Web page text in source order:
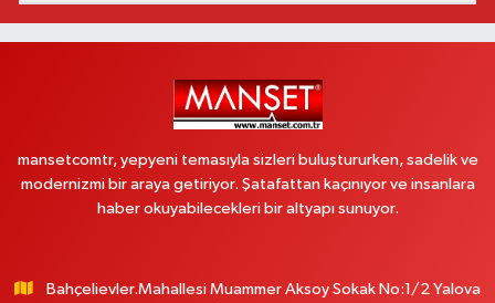
mansetcomtr, yepyeni temasıyla sizleri buluştururken, sadelik ve
modernizmi bir araya getiriyor. Şatafattan kaçınıyor ve insanlara
haber okuyabilecekleri bir altyapı sunuyor.
Bahçelievler.Mahallesi Muammer Aksoy Sokak No:1/2 Yalova